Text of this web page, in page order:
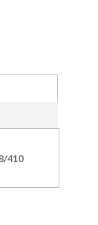
410